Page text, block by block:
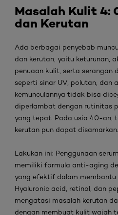
Masalah Kulit 4:
dan Kerutan
Ada berbagai penyebab
dan kerutan, yaitu keturunan,
penuaan kulit, serta serangan
seperti sinar UV, polutan, dan
kemunculannya tidak bisa
diperlambat dengan rutinitas
yang tepat. Pada usia 40-an,
kerutan pun dapat disamarkan.
Lakukan ini: Penggunaan
memiliki formula anti-aging
yang efektif dalam membantu
Hyaluronic acid retinol , dan
mengatasi masalah kerutan
dengan membuat kulit wajah